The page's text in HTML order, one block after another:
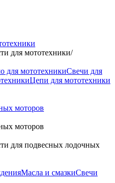
для мототехники/
для мототехникиСвечи для
Цепи для мототехники
моторов
моторов
для подвесных лодочных
Масла и смазкиСвечи